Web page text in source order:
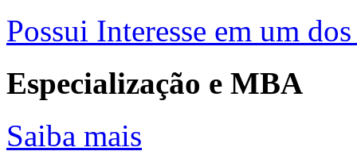
Possui Interesse em um
Especialização e MBA
Saiba mais